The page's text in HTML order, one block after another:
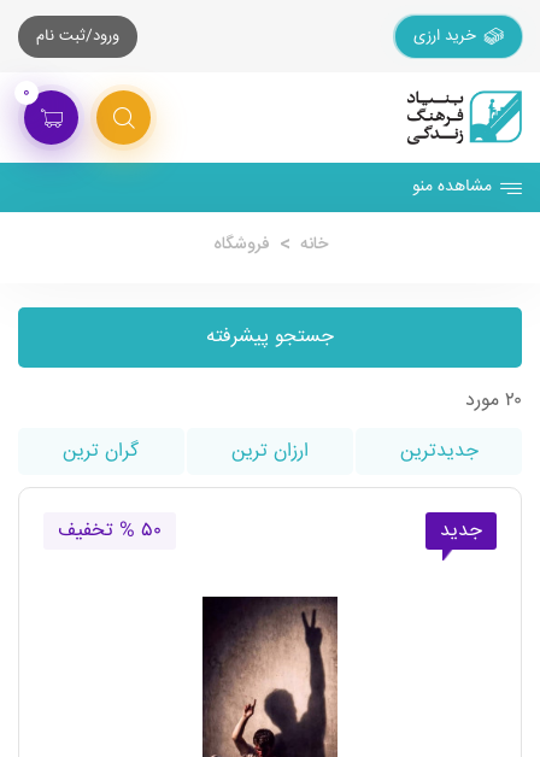
خرید ارزی ورود/ثبت نام
۰
مشاهده منو
خانه فروشگاه
جستجو پیشرفته
۲۰ مورد
جدیدترین
ارزان ترین گران ترین
جدید ۵۰ % تخفیف